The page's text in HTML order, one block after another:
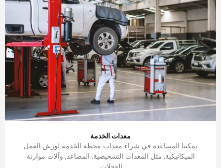
معدات الخدمة
يمكننا المساعدة في شراء معدات محطة الخدمة لورش العمل
الميكانيكية, مثل المعدات التشخيصية, المصاعد, وآلات موازنة